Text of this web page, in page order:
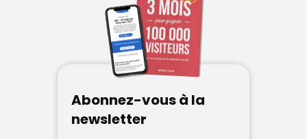
Abonnez-vous à la
newsletter